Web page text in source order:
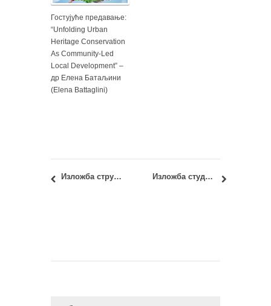
Гостујуће предавање:
“Unfolding Urban
Heritage Conservation
As Community-Led
Local Development” –
др Елена Батаљини
(Elenа Battaglini)
Изложба стручно-уметничких остварења доцент др Милена Кордић Изложба студентских пројеката – Сеоски дом Паклештица на Старој планини